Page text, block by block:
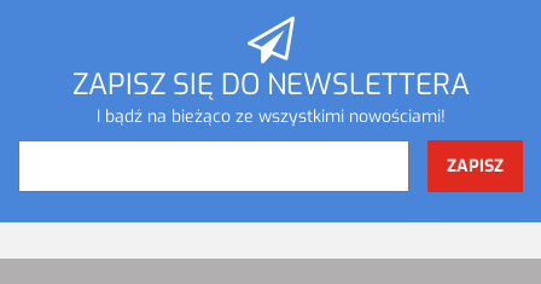
ZAPISZ SIĘ DO NEWSLETTERA
I bądź na bieżąco ze wszystkimi nowościami!